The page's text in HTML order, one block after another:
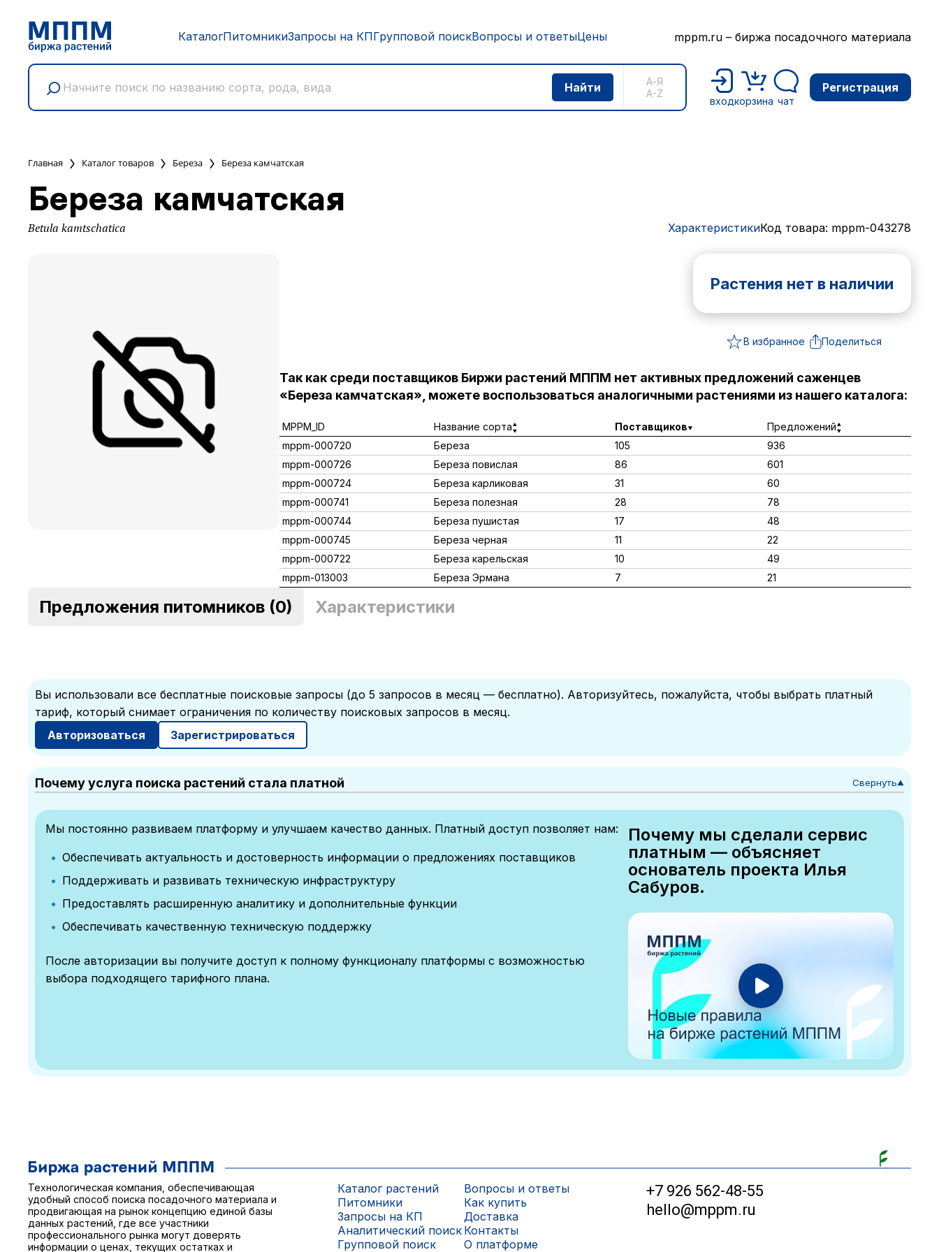
КаталогПитомникиЗапросы на КПГрупповой поискВопросы и ответыЦены mppm.ru – биржа посадочного материала
А-Я
A-Z
входкорзина чат
Регистрация
Главная Каталог товаров Береза Береза камчатская
Береза камчатская
Betula kamtschatica ХарактеристикиКод товара: mppm-043278
Растения нет в наличии
В избранное Поделиться
Так как среди поставщиков Биржи растений МППМ нет активных предложений саженцев
«Береза камчатская», можете воспользоваться аналогичными растениями из нашего каталога:
MPPM_ID Название сорта Поставщиков
Предложений
mppm-000720
Береза 105
936
mppm-000726
Береза повислая 86
601
mppm-000724
Береза карликовая 31
60
mppm-000741
Береза полезная 28
78
mppm-000744
Береза пушистая 17
48
mppm-000745
Береза черная 11
22
mppm-000722
Береза карельская 10
49
mppm-013003
Береза Эрмана 7 21
Предложения питомников (0) Характеристики
Вы использовали все бесплатные поисковые запросы (до 5 запросов в месяц — бесплатно). Авторизуйтесь, пожалуйста, чтобы выбрать платный
тариф, который снимает ограничения по количеству поисковых запросов в месяц.
Авторизоваться
Зарегистрироваться
Почему услуга поиска растений стала платной Свернуть▼
Мы постоянно развиваем платформу и улучшаем качество данных. Платный доступ позволяет нам:
Обеспечивать актуальность и достоверность информации о предложениях поставщиков
Поддерживать и развивать техническую инфраструктуру
Предоставлять расширенную аналитику и дополнительные функции
Обеспечивать качественную техническую поддержку
После авторизации вы получите доступ к полному функционалу платформы с возможностью
выбора подходящего тарифного плана.
Почему мы сделали сервис
платным — объясняет
основатель проекта Илья
Сабуров.
Технологическая компания, обеспечивающая
удобный способ поиска посадочного материала и
продвигающая на рынок концепцию единой базы
данных растений, где все участники
профессионального рынка могут доверять
информации о ценах, текущих остатках и
Каталог растений
Питомники
Запросы на КП
Аналитический поиск
Групповой поиск
Вопросы и ответы
Как купить
Доставка
Контакты
О платформе
+7 926 562-48-55
hello@mppm.ru